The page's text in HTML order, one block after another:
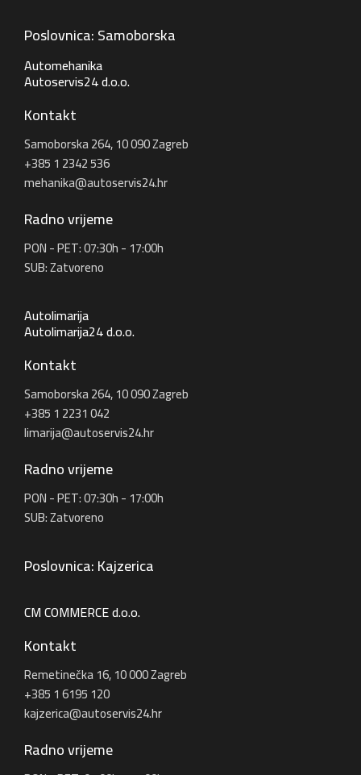
Poslovnica: Samoborska
Automehanika
Autoservis24 d.o.o.
Kontakt
Samoborska 264, 10 090 Zagreb
+385 1 2342 536
mehanika@autoservis24.hr
Radno vrijeme
PON - PET: 07:30h - 17:00h
SUB: Zatvoreno
Autolimarija
Autolimarija24 d.o.o.
Kontakt
Samoborska 264, 10 090 Zagreb
+385 1 2231 042
limarija@autoservis24.hr
Radno vrijeme
PON - PET: 07:30h - 17:00h
SUB: Zatvoreno
Poslovnica: Kajzerica
CM COMMERCE d.o.o.
Kontakt
Remetinečka 16, 10 000 Zagreb
+385 1 6195 120
kajzerica@autoservis24.hr
Radno vrijeme